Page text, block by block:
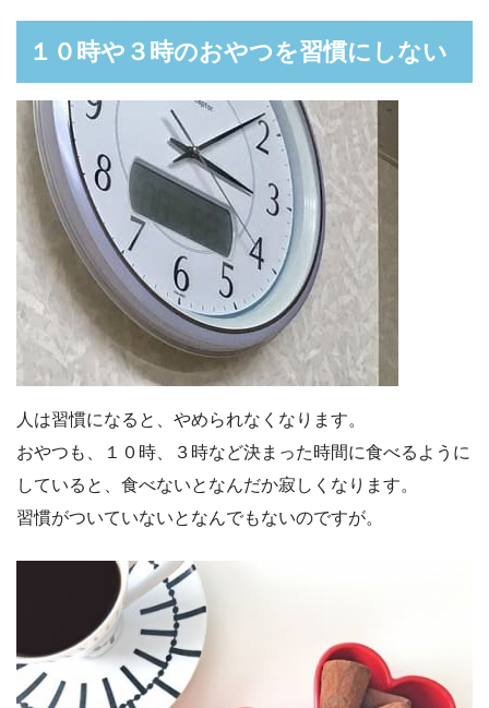
１０時や３時のおやつを習慣にしない
人は習慣になると、やめられなくなります。
おやつも、１０時、３時など決まった時間に食べるように
していると、食べないとなんだか寂しくなります。
習慣がついていないとなんでもないのですが。